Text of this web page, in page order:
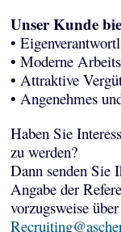
Unser Kunde
•
• Moderne
• Attraktive
• Angenehmes
Haben Sie
zu werden?
Dann senden Sie
Angabe der
vorzugsweise